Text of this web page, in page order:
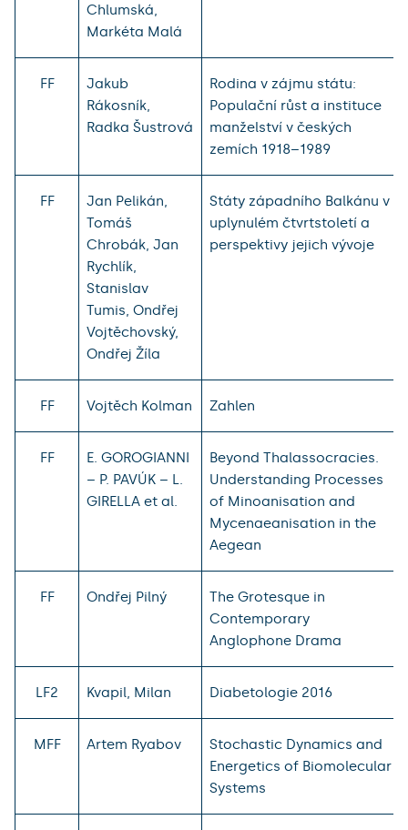
Chlumská,
Markéta Malá
FF
Jakub
Rákosník,
Radka Šustrová
Rodina v zájmu státu:
Populační růst a instituce
manželství v českých
zemích 1918–1989
FF
Jan Pelikán,
Tomáš
Chrobák, Jan
Rychlík,
Stanislav
Tumis, Ondřej
Vojtěchovský,
Ondřej Žíla
Státy západního Balkánu v
uplynulém čtvrtstoletí a
perspektivy jejich vývoje
FF Vojtěch Kolman Zahlen
FF
E. GOROGIANNI
– P. PAVÚK – L.
GIRELLA et al.
Beyond Thalassocracies.
Understanding Processes
of Minoanisation and
Mycenaeanisation in the
Aegean
FF Ondřej Pilný
The Grotesque in
Contemporary
Anglophone Drama
LF2 Kvapil, Milan Diabetologie 2016
MFF Artem Ryabov
Stochastic Dynamics and
Energetics of Biomolecular
Systems